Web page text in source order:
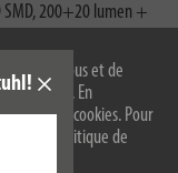
pour vous et de
cookies. En
de cookies. Pour
notre politique de
SMD, 200+20 lumen +